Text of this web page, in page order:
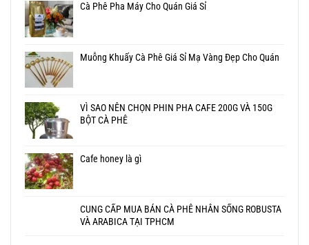
Cà Phê Pha Máy Cho Quán Giá Sỉ
Muỗng Khuấy Cà Phê Giá Sỉ Mạ Vàng Đẹp Cho Quán
VÌ SAO NÊN CHỌN PHIN PHA CAFE 200G VÀ 150G
BỘT CÀ PHÊ
Cafe honey là gì
CUNG CẤP MUA BÁN CÀ PHÊ NHÂN SỐNG ROBUSTA
VÀ ARABICA TẠI TPHCM